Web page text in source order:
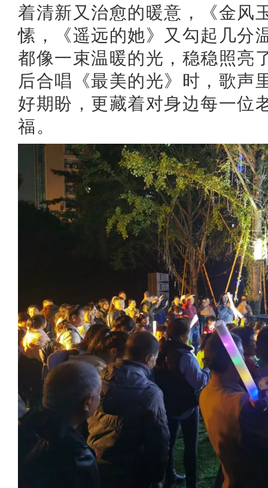
着清新又治愈的暖意，《金风
愫，《遥远的她》又勾起几
都像一束温暖的光，稳稳照亮
后合唱《最美的光》时，歌声
好期盼，更藏着对身边每一位
福。